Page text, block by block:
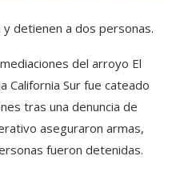
detienen a dos personas.
del arroyo El
California Sur fue cateado
tras una denuncia de
aseguraron armas,
fueron detenidas.